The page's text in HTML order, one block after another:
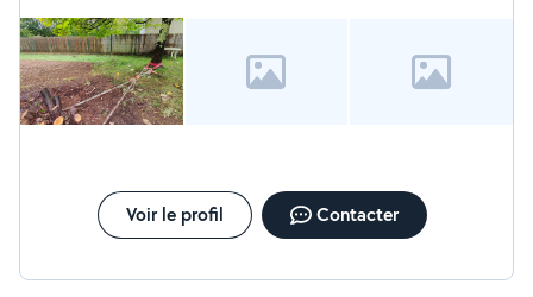
Voir le profil Contacter